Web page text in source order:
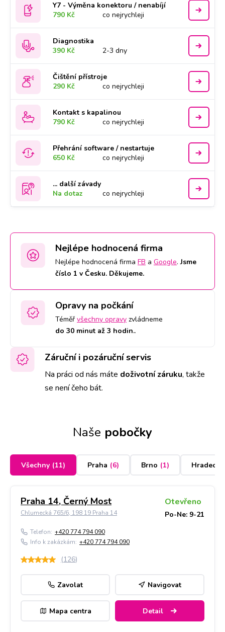
Y7 - Výměna konektoru / nenabíjí
790 Kč
co nejrychleji
Diagnostika
390 Kč
2-3 dny
Čištění přístroje
290 Kč
co nejrychleji
Kontakt s kapalinou
790 Kč
co nejrychleji
Přehrání software / nestartuje
650 Kč
co nejrychleji
... další závady
Na dotaz
co nejrychleji
Nejlépe hodnocená firma
Nejlépe hodnocená firma FB a Google.Jsme
číslo 1 v Česku. Děkujeme.
Opravy na počkání
Téměř všechny opravy zvládneme
do 30 minut až 3 hodin..
Záruční i pozáruční servis
Na práci od nás máte doživotní záruku, takže
se není čeho bát.
Naše pobočky
Všechny (11) Praha (6) Brno (1) Hradec
Praha 14, Černý Most
Chlumecká 765/6, 198 19 Praha 14
Otevřeno
Po-Ne: 9-21
Telefon: +420 774 794 090
Info k zakázkám: +420 774 794 090
(126)
Zavolat Navigovat
Mapa centra Detail